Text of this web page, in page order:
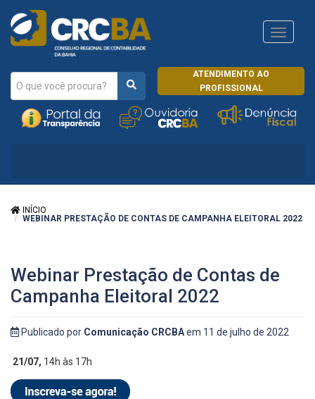
ATENDIMENTO AO
PROFISSIONAL
CRCRJ
INÍCIO
WEBINAR PRESTAÇÃO DE CONTAS DE CAMPANHA ELEITORAL 2022
Webinar Prestação de Contas de
Campanha Eleitoral 2022
Publicado por Comunicação CRCBAem 11 de julho de 2022
21/07, 14h às 17h